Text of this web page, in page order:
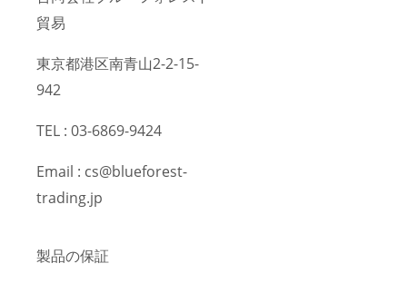
貿易
東京都港区南青山2-2-15-
942
TEL : 03-6869-9424
Email : cs@blueforest-
trading.jp
製品の保証